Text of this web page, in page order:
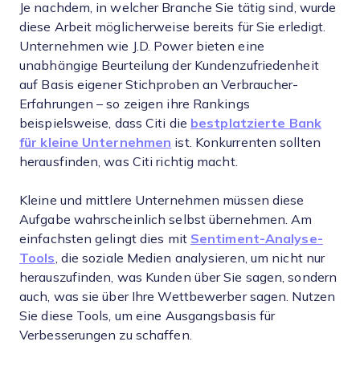
Je nachdem, in welcher Branche Sie tätig sind, wurde
diese Arbeit möglicherweise bereits für Sie erledigt.
Unternehmen wie J.D. Power bieten eine
unabhängige Beurteilung der Kundenzufriedenheit
auf Basis eigener Stichproben an Verbraucher-
Erfahrungen – so zeigen ihre Rankings
beispielsweise, dass Citi die bestplatzierte Bank
für kleine Unternehmen ist. Konkurrenten sollten
herausfinden, was Citi richtig macht.
Kleine und mittlere Unternehmen müssen diese
Aufgabe wahrscheinlich selbst übernehmen. Am
einfachsten gelingt dies mit Sentiment-Analyse-
Tools , die soziale Medien analysieren, um nicht nur
herauszufinden, was Kunden über Sie sagen, sondern
auch, was sie über Ihre Wettbewerber sagen. Nutzen
Sie diese Tools, um eine Ausgangsbasis für
Verbesserungen zu schaffen.